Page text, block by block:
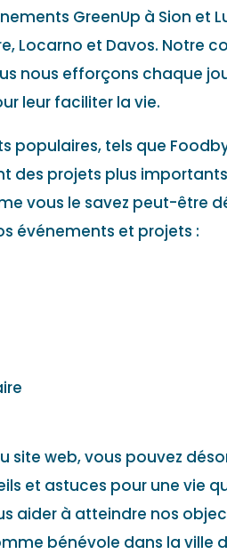
GreenUp à Sion et
Locarno et Davos. Notre
nous efforçons chaque
leur faciliter la vie.
populaires, tels que
des projets plus
vous le savez peut-être
événements et projets :
site web, vous pouvez
et astuces pour une vie
aider à atteindre nos
bénévole dans la ville